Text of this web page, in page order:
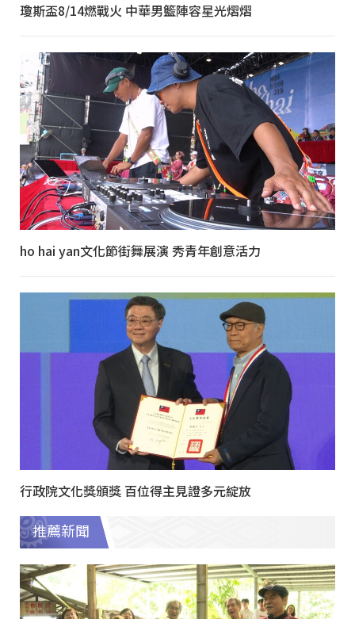
瓊斯盃8/14燃戰火 中華男籃陣容星光熠熠
ho hai yan文化節街舞展演 秀青年創意活力
行政院文化獎頒獎 百位得主見證多元綻放
推薦新聞